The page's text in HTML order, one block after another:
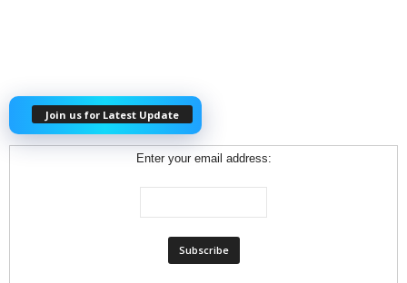
Join us for Latest Update
Enter your email address: